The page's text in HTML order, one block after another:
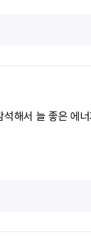
석해서 늘 좋은 에